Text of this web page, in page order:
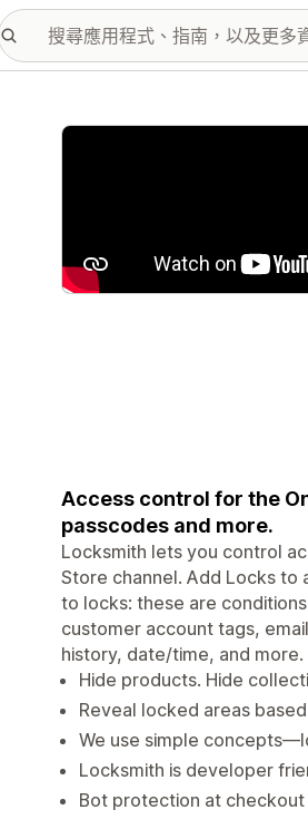
主要圖片圖庫
Access control for the
passcodes and more.
Locksmith lets you control
Store channel. Add Locks to
to locks: these are
customer account tags,
history, date/time, and
Hide products. Hide
Reveal locked areas
We use simple
Locksmith is developer
Bot protection at